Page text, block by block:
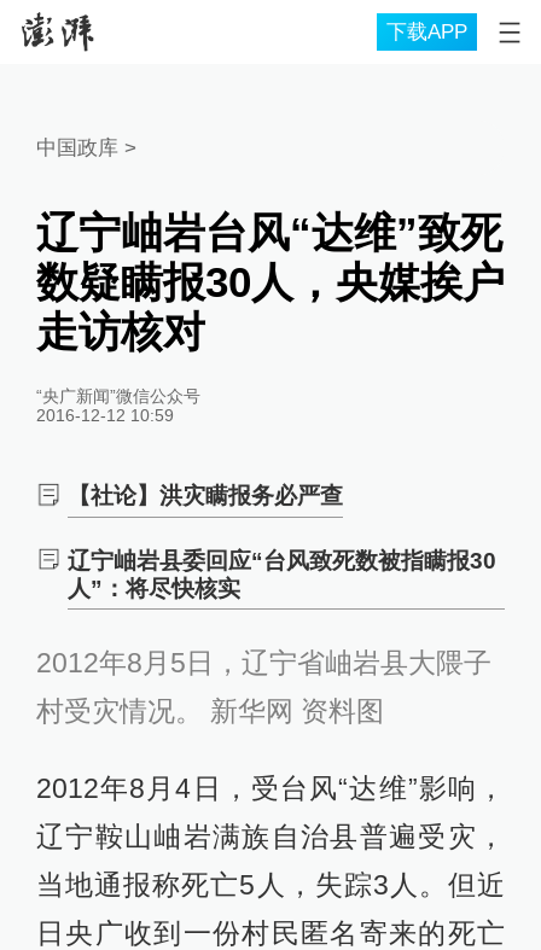
下载APP
中国政库 >
辽宁岫岩台风“达维”致死
数疑瞒报30人，央媒挨户
走访核对
“央广新闻”微信公众号
2016-12-12 10:59
【社论】洪灾瞒报务必严查
辽宁岫岩县委回应“台风致死数被指瞒报30
人”：将尽快核实
2012年8月5日，辽宁省岫岩县大隈子
村受灾情况。 新华网 资料图
2012年8月4日，受台风“达维”影响，
辽宁鞍山岫岩满族自治县普遍受灾，
当地通报称死亡5人，失踪3人。但近
日央广收到一份村民匿名寄来的死亡